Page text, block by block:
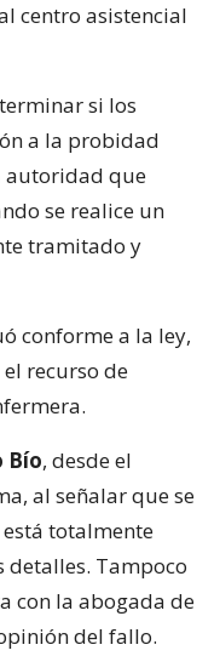
centro asistencial
si los
a la probidad
autoridad que
se realice un
tramitado y
conforme a la ley,
recurso de
Bío, desde el
al señalar que se
totalmente
detalles. Tampoco
con la abogada de
del fallo.